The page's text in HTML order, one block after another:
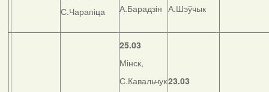
С.Чарапіца
А.Барадзін А.Шэўчык
25.03
Мінск,
С.Кавальчук23.03